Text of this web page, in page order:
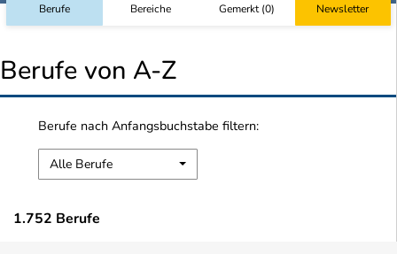
Berufe Bereiche Gemerkt(0) Newsletter
Berufe von A-Z
Berufe nach Anfangsbuchstabe filtern:
Alle Berufe
1.752 Berufe